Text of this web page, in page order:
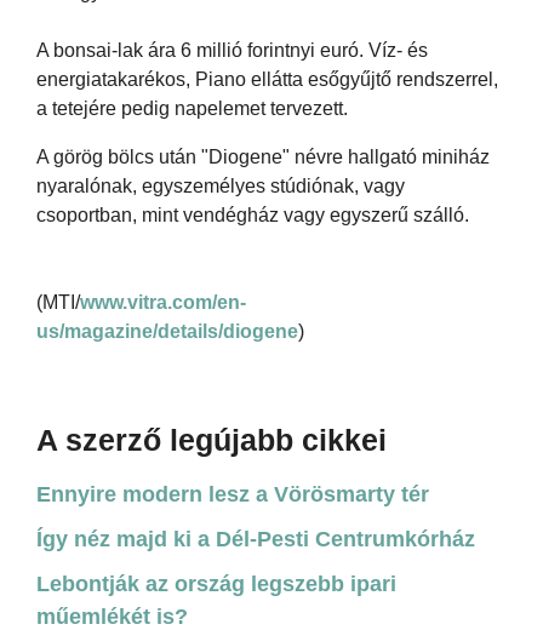
A bonsai-lak ára 6 millió forintnyi euró. Víz- és
energiatakarékos, Piano ellátta esőgyűjtő rendszerrel,
a tetejére pedig napelemet tervezett.
A görög bölcs után "Diogene" névre hallgató miniház
nyaralónak, egyszemélyes stúdiónak, vagy
csoportban, mint vendégház vagy egyszerű szálló.
(MTI/www.vitra.com/en-
us/magazine/details/diogene)
A szerző legújabb cikkei
Ennyire modern lesz a Vörösmarty tér
Így néz majd ki a Dél-Pesti Centrumkórház
Lebontják az ország legszebb ipari
műemlékét is?